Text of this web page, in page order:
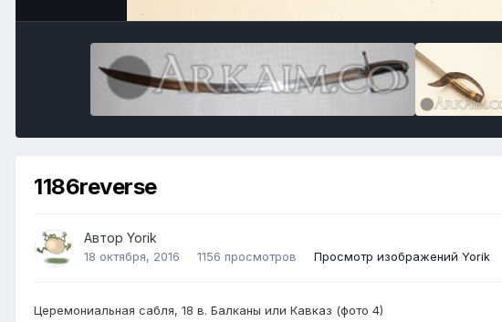
1186reverse
Автор Yorik
18 октября, 2016 1156 просмотров Просмотр изображений Yorik
Церемониальная сабля, 18 в. Балканы или Кавказ (фото 4)